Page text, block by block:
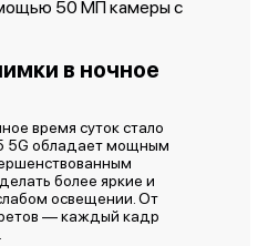
50 МП камеры с
в ночное
время суток стало
5G обладает мощным
более яркие и
освещении. От
— каждый кадр